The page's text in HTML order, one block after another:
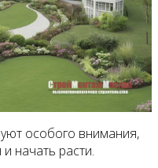
особого внимания,
начать расти.